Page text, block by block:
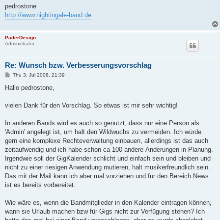
pedrostone
http://www.nightingale-band.de
PaderDesign
Administrator
Re: Wunsch bzw. Verbesserungsvorschlag
P
s
Thu 3. Jul 2008, 21:39
Hallo pedrostone,
vielen Dank für den Vorschlag. So etwas ist mir sehr wichtig!
In anderen Bands wird es auch so genutzt, dass nur eine Person als
'Admin' angelegt ist, um halt den Wildwuchs zu vermeiden. Ich würde
gern eine komplexe Rechteverwaltung einbauen, allerdings ist das auch
zeitaufwendig und ich habe schon ca 100 andere Änderungen in Planung.
Irgendwie soll der GigKalender schlicht und einfach sein und bleiben und
nicht zu einer riesigen Anwendung mutieren, halt musikerfreundlich sein.
Das mit der Mail kann ich aber mal vorziehen und für den Bereich News
ist es bereits vorbereitet.
Wie wäre es, wenn die Bandmitglieder in den Kalender eintragen können,
wann sie Urlaub machen bzw für Gigs nicht zur Verfügung stehen? Ich